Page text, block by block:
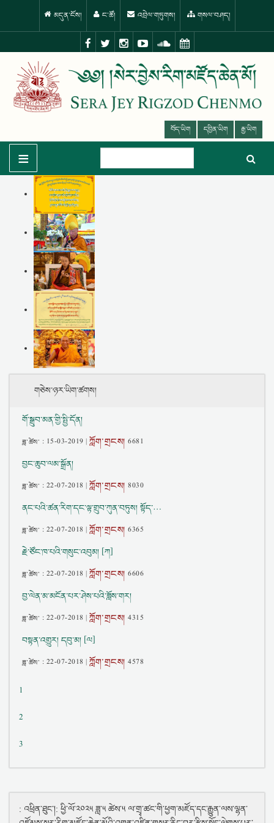
མདུན་ངོས། ང་ཚོ། འབྲེལ་གཏུགས། གསལ་བཤད།
བོད་ཡིག དབྱིན་ཡིག རྒྱ་ཡིག
≡
གཅེས་ཉར་ཡིག་ཚགས།
གོ་སྒྲུབ་མན་གྱི་སྤྱི་དོན།
ཟླ་ཚེས་ : 15-03-2019 |ཀློག་གྲངས།6681
བྱང་ཆུབ་ལམ་སྒྲོན།
ཟླ་ཚེས་ : 22-07-2018 |ཀློག་གྲངས།8030
ནང་པའི་ཚན་རིག་དང་ལྟ་གྲུབ་ཀུན་བཏུས། སྟོད་…
ཟླ་ཚེས་ : 22-07-2018 |ཀློག་གྲངས།6365
རྗེ་ཙོང་ཁ་པའི་གསུང་འབུམ། [ཀ]
ཟླ་ཚེས་ : 22-07-2018 |ཀློག་གྲངས།6606
བྱ་ལེན་མ་མངོན་པར་ཤེས་པའི་ཟློས་གར།
ཟླ་ཚེས་ : 22-07-2018 |ཀློག་གྲངས།4315
བསྟན་འགྱུར། དབུ་མ། [ལ]
ཟླ་ཚེས་ : 22-07-2018 |ཀློག་གྲངས།4578
1
2
3
: འཕྲིན་ཐུང་།: ཕྱི་ལོ་༢༠༢༥ ཟླ་༥ ཚེས་༥ ལ་གྲྭ་ཚང་གི་ཕྱག་མཛོད་དང་རྒྱུན་ལས་ལྷན་